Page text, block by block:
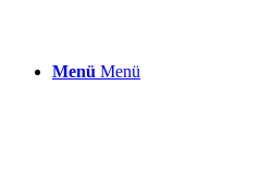
Menü Menü